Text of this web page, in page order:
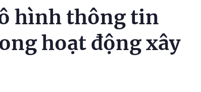
hình thông tin
hoạt động xây